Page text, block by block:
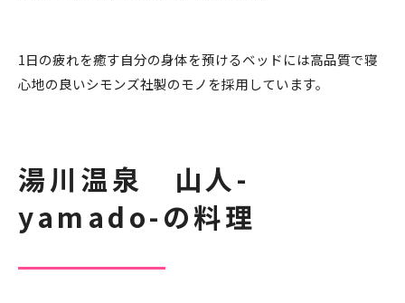
1日の疲れを癒す自分の身体を預けるベッドには高品質で寝
心地の良いシモンズ社製のモノを採用しています。
湯川温泉 山人-
yamado-の料理